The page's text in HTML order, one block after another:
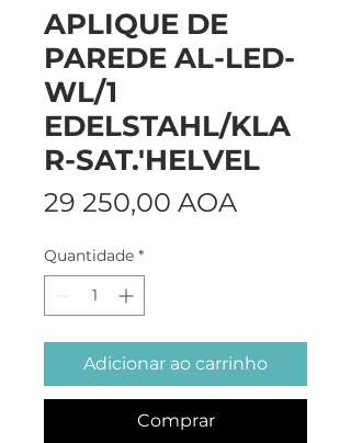
APLIQUE DE
PAREDE AL-LED-
WL/1
EDELSTAHL/KLA
R-SAT.'HELVEL
29 250,00 AOA
Quantidade *
Adicionar ao carrinho
Comprar